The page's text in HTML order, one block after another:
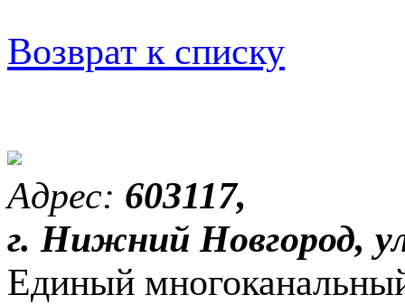
Возврат к списку
Адрес: 603117,
г. Нижний Новгород,
Единый